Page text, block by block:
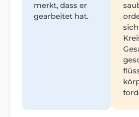
merkt, dass er
gearbeitet hat.